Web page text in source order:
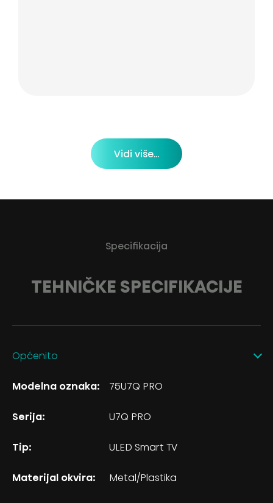
Vidi više...
Specifikacija
TEHNIČKE SPECIFIKACIJE
Općenito
Modelna oznaka: 75U7Q PRO
Serija: U7Q PRO
Tip: ULED Smart TV
Materijal okvira: Metal/Plastika